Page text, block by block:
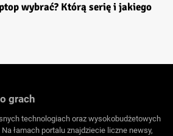
wybrać? Którą serię i jakiego
grach
technologiach oraz wysokobudżetowych
łamach portalu znajdziecie liczne newsy,